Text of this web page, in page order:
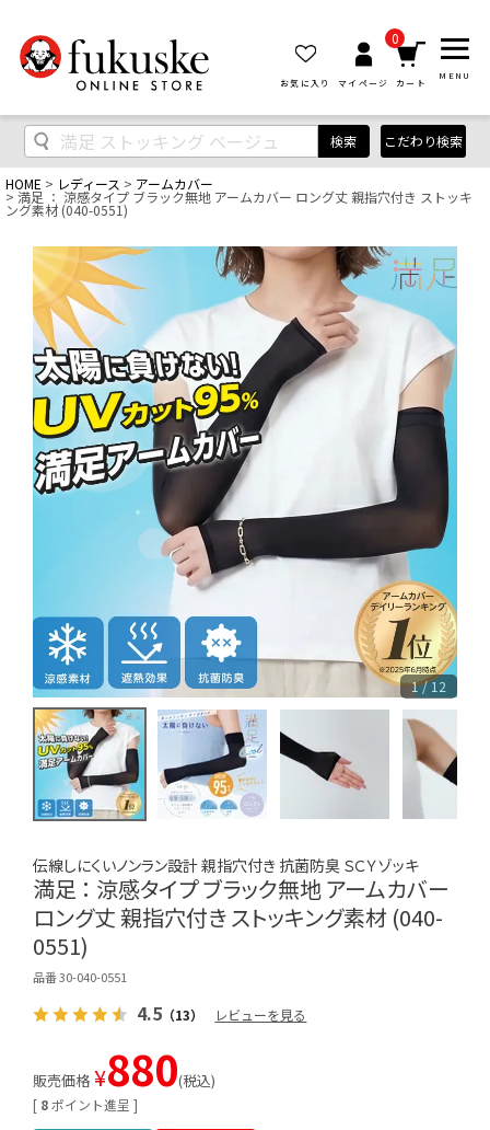
お気に入り マイページ
0
カート
MENU
検索 こだわり検索
HOME レディース アームカバー
満足 ： 涼感タイプ ブラック無地 アームカバー ロング丈 親指穴付き ストッキ
ング素材 (040-0551)
1 / 12
伝線しにくいノンラン設計 親指穴付き 抗菌防臭 ＳＣＹゾッキ
満足 ： 涼感タイプ ブラック無地 アームカバー
ロング丈 親指穴付き ストッキング素材 (040-
0551)
品番 30-040-0551
4.5 （13） レビューを見る
[ 8 ポイント進呈 ]
販売価格 ¥880 税込